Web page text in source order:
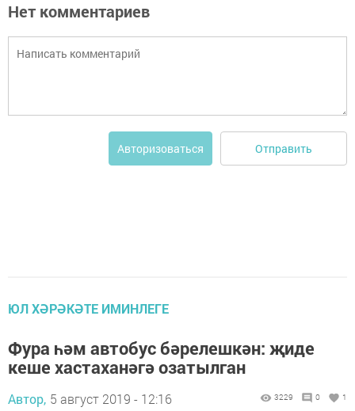
Нет комментариев
Авторизоваться Отправить
ЮЛ ХӘРӘКӘТЕ ИМИНЛЕГЕ
Фура һәм автобус бәрелешкән: җиде
кеше хастаханәгә озатылган
Автор, 5 август 2019 - 12:16 3229 0 1